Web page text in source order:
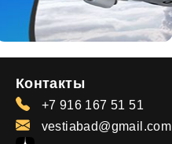
Контакты
+7 916 167 51 51
vestiabad@gmail.com